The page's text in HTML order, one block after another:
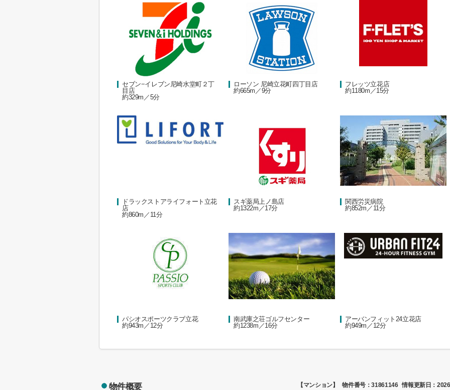
セブン−イレブン尼崎水堂町２丁
目店
約329m／5分
ローソン 尼崎立花町四丁目店
約665m／9分
フレッツ立花店
約1180m／15分
ドラックストアライフォート立花
店
約860m／11分
スギ薬局上ノ島店
約1322m／17分
関西労災病院
約852m／11分
パシオスポーツクラブ立花
約943m／12分
南武庫之荘ゴルフセンター
約1238m／16分
アーバンフィット24立花店
約949m／12分
物件概要 【マンション】 物件番号：31861146 情報更新日：